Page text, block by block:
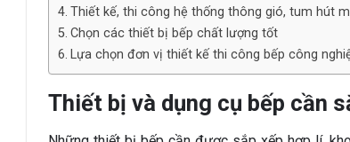
Thiết kế, thi công hệ thống thông gió, tum hút
Chọn các thiết bị bếp chất lượng tốt
Lựa chọn đơn vị thiết kế thi công bếp công
Thiết bị và dụng cụ bếp cần